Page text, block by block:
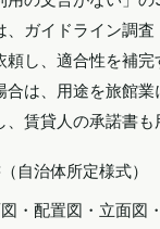
、ガイドライン調
頼し、適合性を補
合は、用途を旅館
賃貸人の承諾書も
自治体所定様式）
・配置図・立面図